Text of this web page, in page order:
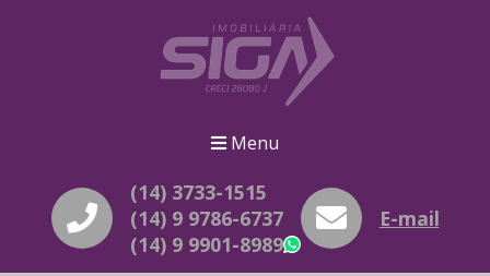
Menu
(14) 3733-1515
(14) 9 9786-6737
(14) 9 9901-8989
WhatsApp
E-mail